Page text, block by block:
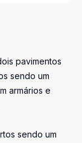
pavimentos
sendo um
armários e
sendo um